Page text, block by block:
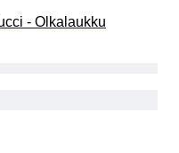
- Olkalaukku